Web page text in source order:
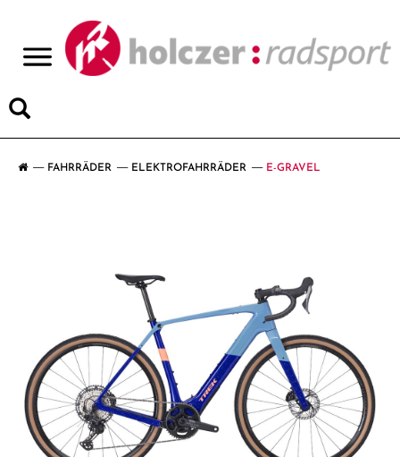
FAHRRÄDER ELEKTROFAHRRÄDER E-GRAVEL